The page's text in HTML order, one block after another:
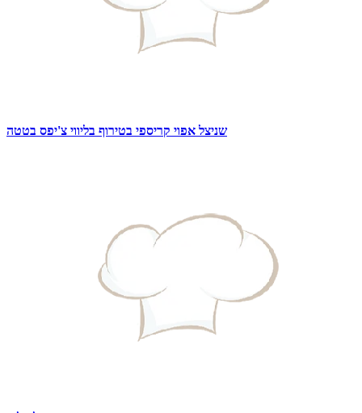
שניצל אפוי קריספי בטירוף בליווי צ'יפס בטטה